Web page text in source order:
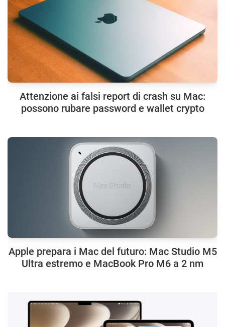
Attenzione ai falsi report di crash su Mac:
possono rubare password e wallet crypto
Apple prepara i Mac del futuro: Mac Studio M5
Ultra estremo e MacBook Pro M6 a 2 nm